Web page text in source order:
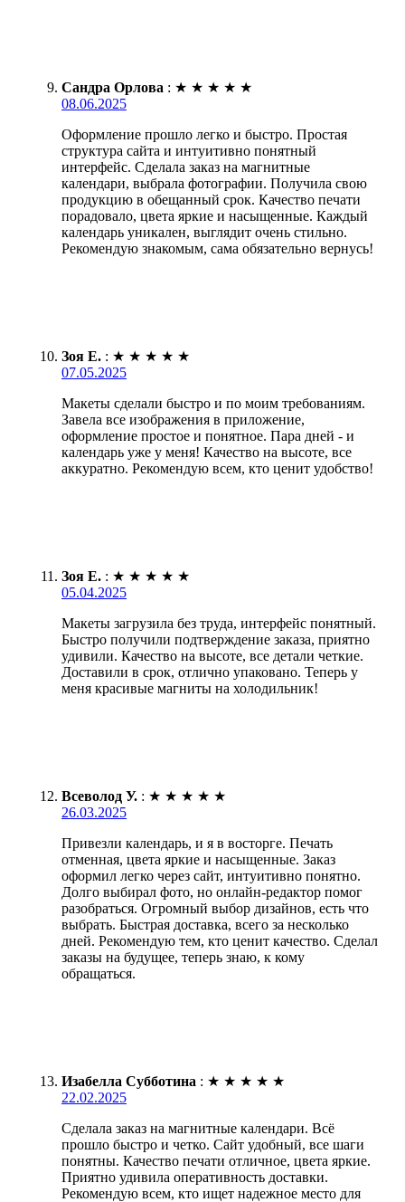
Сандра Орлова : ★ ★ ★ ★ ★
08.06.2025
Оформление прошло легко и быстро. Простая
структура сайта и интуитивно понятный
интерфейс. Сделала заказ на магнитные
календари, выбрала фотографии. Получила свою
продукцию в обещанный срок. Качество печати
порадовало, цвета яркие и насыщенные. Каждый
календарь уникален, выглядит очень стильно.
Рекомендую знакомым, сама обязательно вернусь!
Зоя Е. : ★ ★ ★ ★ ★
07.05.2025
Макеты сделали быстро и по моим требованиям.
Завела все изображения в приложение,
оформление простое и понятное. Пара дней - и
календарь уже у меня! Качество на высоте, все
аккуратно. Рекомендую всем, кто ценит удобство!
Зоя Е. : ★ ★ ★ ★ ★
05.04.2025
Макеты загрузила без труда, интерфейс понятный.
Быстро получили подтверждение заказа, приятно
удивили. Качество на высоте, все детали четкие.
Доставили в срок, отлично упаковано. Теперь у
меня красивые магниты на холодильник!
Всеволод У. : ★ ★ ★ ★ ★
26.03.2025
Привезли календарь, и я в восторге. Печать
отменная, цвета яркие и насыщенные. Заказ
оформил легко через сайт, интуитивно понятно.
Долго выбирал фото, но онлайн-редактор помог
разобраться. Огромный выбор дизайнов, есть что
выбрать. Быстрая доставка, всего за несколько
дней. Рекомендую тем, кто ценит качество. Сделал
заказы на будущее, теперь знаю, к кому
обращаться.
Изабелла Субботина : ★ ★ ★ ★ ★
22.02.2025
Сделала заказ на магнитные календари. Всё
прошло быстро и четко. Сайт удобный, все шаги
понятны. Качество печати отличное, цвета яркие.
Приятно удивила оперативность доставки.
Рекомендую всем, кто ищет надежное место для